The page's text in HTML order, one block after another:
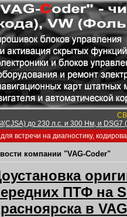
до 230 л.с. и 300 Нм, и
встречи на диагностику,
компании "VAG-Coder"
ПТФ на
в